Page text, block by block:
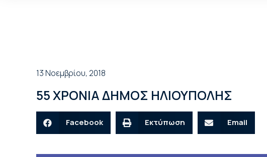
13 Νοεμβρίου, 2018
55 ΧΡΟΝΙΑ ΔΗΜΟΣ ΗΛΙΟΥΠΟΛΗΣ
Facebook Εκτύπωση Email